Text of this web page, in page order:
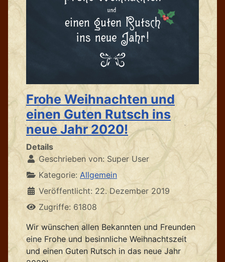
Frohe Weihnachten und
einen Guten Rutsch ins
neue Jahr 2020!
Details
Geschrieben von: Super User
Kategorie: Allgemein
Veröffentlicht: 22. Dezember 2019
Zugriffe: 61808
Wir wünschen allen Bekannten und Freunden
eine Frohe und besinnliche Weihnachtszeit
und einen Guten Rutsch in das neue Jahr